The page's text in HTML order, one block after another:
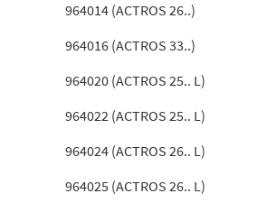
964014 (ACTROS 26..)
964016 (ACTROS 33..)
964020 (ACTROS 25.. L)
964022 (ACTROS 25.. L)
964024 (ACTROS 26.. L)
964025 (ACTROS 26.. L)